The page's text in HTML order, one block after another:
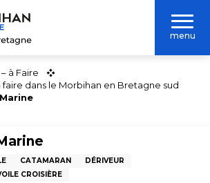
menu
à Faire
faire dans le Morbihan en Bretagne sud
CATAMARAN
DÉRIVEUR
CROISIÈRE